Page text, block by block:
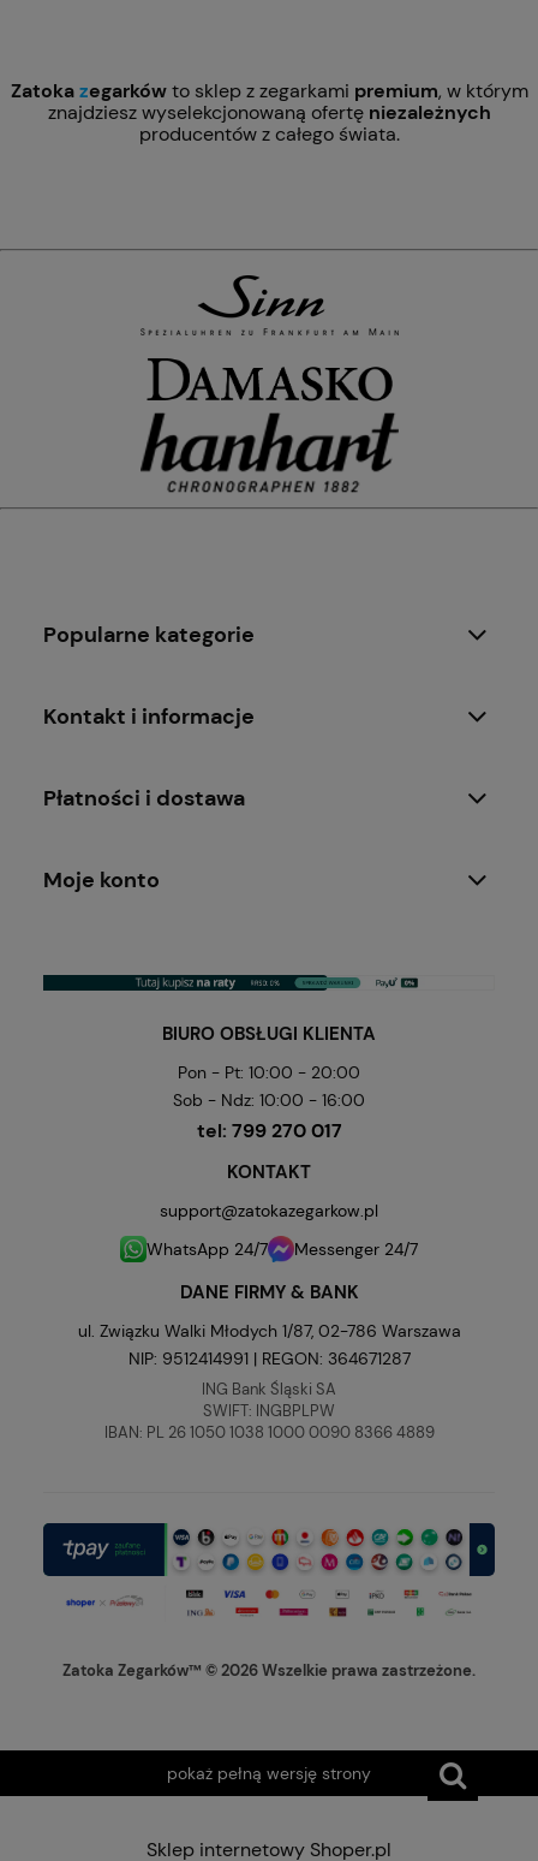
Zatokazegarkówto sklep z zegarkami premium, w którym
znajdziesz wyselekcjonowaną ofertę niezależnych
producentów z całego świata.
Popularne kategorie
Kontakt i informacje
Płatności i dostawa
Moje konto
BIURO OBSŁUGI KLIENTA
Pon - Pt: 10:00 - 20:00
Sob - Ndz: 10:00 - 16:00
tel: 799 270 017
KONTAKT
support@zatokazegarkow.pl
WhatsApp 24/7
Messenger 24/7
DANE FIRMY & BANK
ul. Związku Walki Młodych 1/87, 02-786 Warszawa
NIP: 9512414991 | REGON: 364671287
ING Bank Śląski SA
SWIFT: INGBPLPW
IBAN: PL 26 1050 1038 1000 0090 8366 4889
Zatoka Zegarków™ © 2026 Wszelkie prawa zastrzeżone.
pokaż pełną wersję strony
Sklep internetowy Shoper.pl